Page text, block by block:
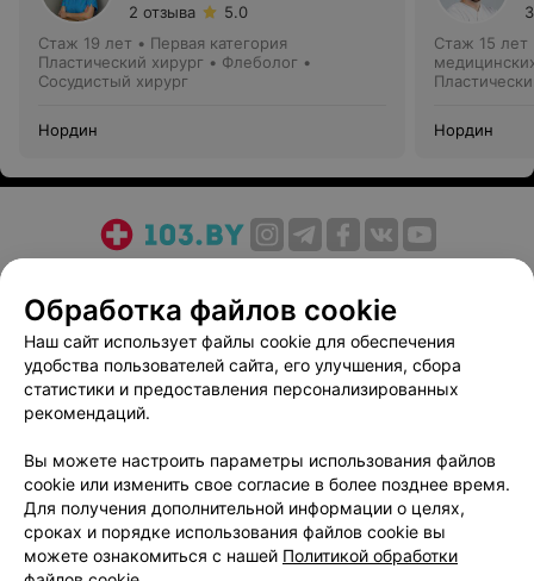
2 отзыва
5.0
Стаж 19 лет • Первая категория
Пластический хирург • Флеболог •
Сосудистый хирург
Нордин
Стаж 15 лет
Нордин
Медицинский маркетинг
Публичный договор
Пользовательское соглашение
Способы оплаты
Вакансии
Партнеры
Написать руководителю 103.by
Персональные настройки cookie
Обработка персональных данных
Обработка файлов cookie
Наш сайт использует файлы cookie для обеспечения
удобства пользователей сайта, его улучшения, сбора
статистики и предоставления персонализированных
рекомендаций.
Вы можете настроить параметры использования файлов
cookie или изменить свое согласие в более позднее время.
Для получения дополнительной информации о целях,
сроках и порядке использования файлов cookie вы
можете ознакомиться с нашей Политикой обработки